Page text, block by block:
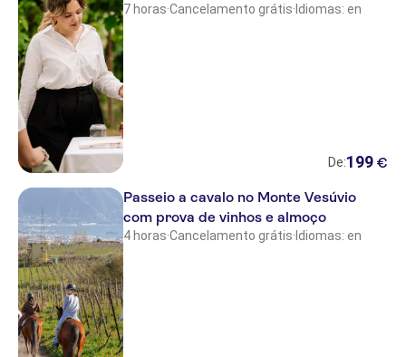
Salerno Costa d'Amalfi Airport
Vatican Spot
Hotel Galli
Hotel Terme
Hotel Ambasciatori
Hotel Zara
Giardino Archeologico
Hotel RomAntica
Hotel Villa de Pertis
Hotel Mediterraneo Sorrento
7 horas·Cancelamento grátis· Idiomas: en
De:199 €
Passeio a cavalo no Monte Vesúvio
com prova de vinhos e almoço
4 horas·Cancelamento grátis· Idiomas: en